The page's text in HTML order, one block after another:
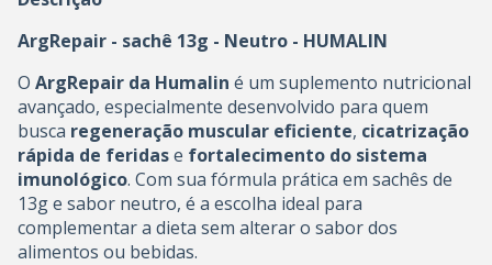
ArgRepair - sachê 13g - Neutro - HUMALIN
O ArgRepair da Humalin é um suplemento nutricional
avançado, especialmente desenvolvido para quem
busca regeneração muscular eficiente, cicatrização
rápida de feridase fortalecimento do sistema
imunológico. Com sua fórmula prática em sachês de
13g e sabor neutro, é a escolha ideal para
complementar a dieta sem alterar o sabor dos
alimentos ou bebidas.